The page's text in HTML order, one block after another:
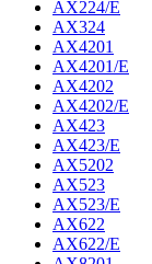
AX224/E
AX324
AX4201
AX4201/E
AX4202
AX4202/E
AX423
AX423/E
AX5202
AX523
AX523/E
AX622
AX622/E